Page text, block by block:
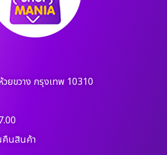
ยขวาง กรุงเทพ 10310
คืนสินค้า